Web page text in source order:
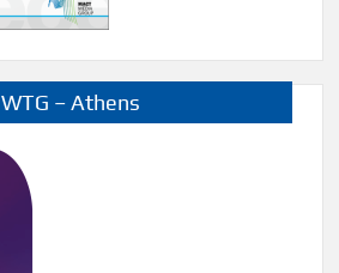
WTG – Athens